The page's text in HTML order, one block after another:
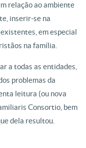
relação ao ambiente
inserir-se na
em especial
na família.
a todas as entidades,
problemas da
leitura (ou nova
Consortio, bem
dela resultou.